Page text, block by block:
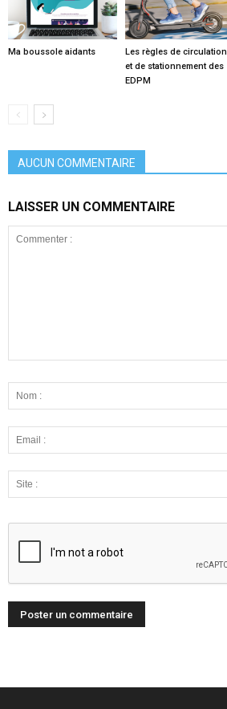
Ma boussole aidants
Les règles de circulation
et de stationnement des
EDPM
AUCUN COMMENTAIRE
LAISSER UN COMMENTAIRE